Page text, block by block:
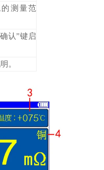
测量范
认”键启
。